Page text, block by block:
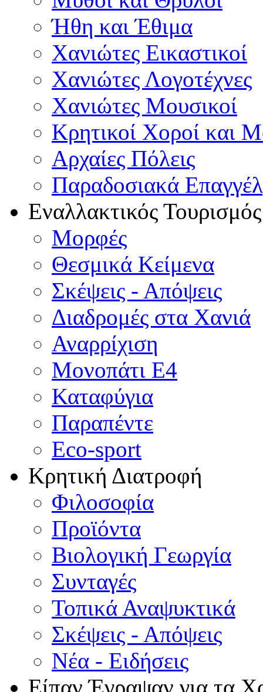
Ήθη και Έθιμα
Χανιώτες Εικαστικοί
Χανιώτες Λογοτέχνες
Χανιώτες Μουσικοί
Κρητικοί Χοροί και
Αρχαίες Πόλεις
Παραδοσιακά
Εναλλακτικός Τουρισμός
Μορφές
Θεσμικά Κείμενα
Σκέψεις - Απόψεις
Διαδρομές στα Χανιά
Αναρρίχιση
Μονοπάτι Ε4
Καταφύγια
Παραπέντε
Eco-sport
Κρητική Διατροφή
Φιλοσοφία
Προϊόντα
Βιολογική Γεωργία
Συνταγές
Τοπικά Αναψυκτικά
Σκέψεις - Απόψεις
Νέα - Ειδήσεις